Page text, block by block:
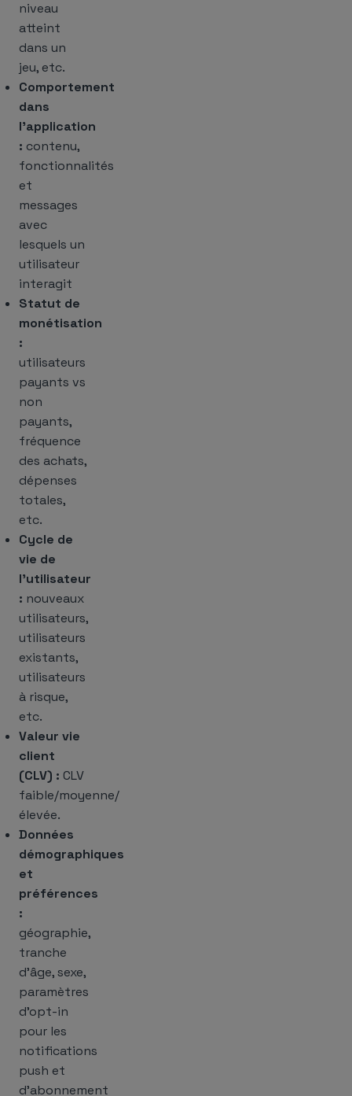
niveau
atteint
dans un
jeu, etc.
Comportement
dans
l’application
: contenu,
fonctionnalités
et
messages
avec
lesquels un
utilisateur
interagit
Statut de
monétisation
:
utilisateurs
payants vs
non
payants,
fréquence
des achats,
dépenses
totales,
etc.
Cycle de
vie de
l’utilisateur
: nouveaux
utilisateurs,
utilisateurs
existants,
utilisateurs
à risque,
etc.
Valeur vie
client
(CLV) : CLV
faible/moyenne/
élevée.
Données
démographiques
et
préférences
:
géographie,
tranche
d’âge, sexe,
paramètres
d’opt-in
pour les
notifications
push et
d’abonnement